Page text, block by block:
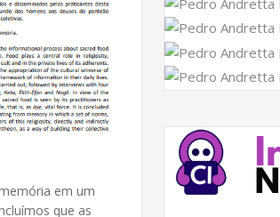
em um
que as